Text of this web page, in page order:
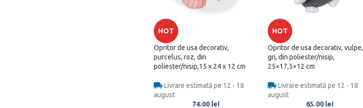
HOT
Opritor de usa decorativ,
purcelus, roz, din
poliester/nisip,15 x 24 x 12 cm
Livrare estimată pe 12 - 18
august
74.00 lei
HOT
Opritor de usa decorativ, vulpe,
gri, din poliester/nisip,
25×17,5×12 cm
Livrare estimată pe 12 - 18
august
65.00 lei